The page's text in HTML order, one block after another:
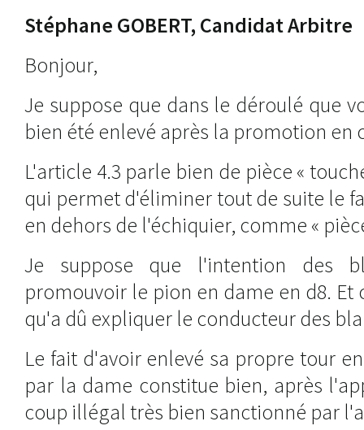
Stéphane GOBERT, Candidat Arbitre
Bonjour,
Je suppose que dans le déroulé que
bien été enlevé après la promotion en
L'article 4.3 parle bien de pièce «
qui permet d'éliminer tout de suite le
en dehors de l'échiquier, comme «
Je suppose que l'intention des
promouvoir le pion en dame en d8.
qu'a dû expliquer le conducteur des
Le fait d'avoir enlevé sa propre tour
par la dame constitue bien, après
coup illégal très bien sanctionné par